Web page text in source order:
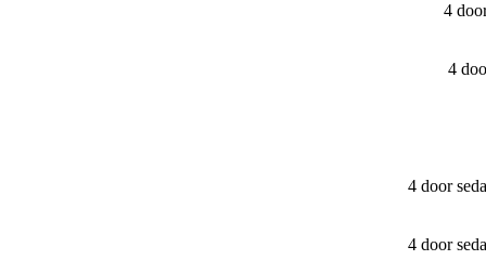
4
4
4 door
4 door